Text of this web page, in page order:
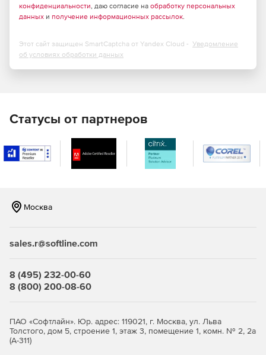
диска и восстановление Bare Metal) – возможность
выполнения полных образов системного диска для
конфигураций. Опция доступна для Vista, Server 2008
и Windows 7.
диски DVD+R, DVD-R, Blu-Ray и HD-DVD. Более того,
можно создавать мультисессионные диски и файлы
ISO.
ZIP. Позволяет планировать копирование/
накопитель, DVD, FTP, LAN и т. д.
копий на удаленные серверы с помощью протоколов
FTP, FTPS или SFTP с сжатием ZIP и шифрованием.
сайтов или загрузки целого сайта.
конфиденциальности, даю согласие на обработку персональных
данных и получение информационных рассылок.
Этот сайт защищен SmartCaptcha от Yandex Cloud - Уведомление
об условиях обработки данных
Статусы от партнеров
Москва
sales.r@softline.com
8 (495) 232-00-60
8 (800) 200-08-60
ПАО «Софтлайн». Юр. адрес: 119021, г. Москва, ул. Льва
Толстого, дом 5, строение 1, этаж 3, помещение 1, комн. № 2, 2а
(А-311)